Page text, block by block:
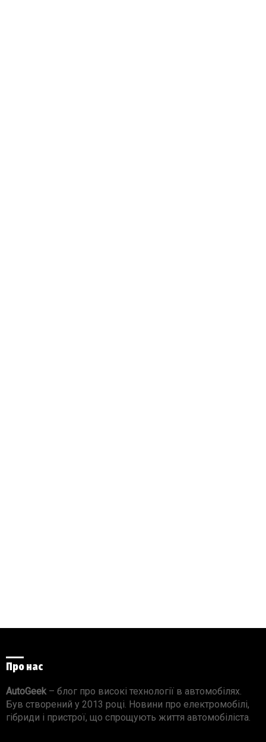
Про нас
AutoGeek– блог про високі технології в автомобілях.
Був створений у 2013 році. Новини про електромобілі,
гібриди і пристрої, що спрощують життя автомобіліста.